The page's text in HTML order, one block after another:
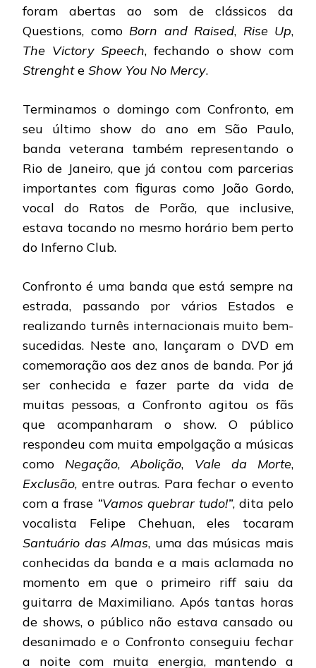
foram abertas ao som de clássicos da
Questions, como Born and Raised, Rise Up,
The Victory Speech, fechando o show com
Strenghte Show You No Mercy.
Terminamos o domingo com Confronto, em
seu último show do ano em São Paulo,
banda veterana também representando o
Rio de Janeiro, que já contou com parcerias
importantes com figuras como João Gordo,
vocal do Ratos de Porão, que inclusive,
estava tocando no mesmo horário bem perto
do Inferno Club.
Confronto é uma banda que está sempre na
estrada, passando por vários Estados e
realizando turnês internacionais muito bem-
sucedidas. Neste ano, lançaram o DVD em
comemoração aos dez anos de banda. Por já
ser conhecida e fazer parte da vida de
muitas pessoas, a Confronto agitou os fãs
que acompanharam o show. O público
respondeu com muita empolgação a músicas
como Negação,Abolição, Vale da Morte,
Exclusão, entre outras. Para fechar o evento
com a frase “Vamos quebrar tudo!”, dita pelo
vocalista Felipe Chehuan, eles tocaram
Santuário das Almas, uma das músicas mais
conhecidas da banda e a mais aclamada no
momento em que o primeiro riff saiu da
guitarra de Maximiliano. Após tantas horas
de shows, o público não estava cansado ou
desanimado e o Confronto conseguiu fechar
a noite com muita energia, mantendo a